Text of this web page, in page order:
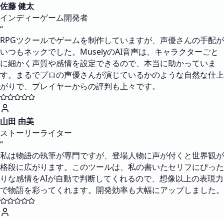
佐藤 健太
インディーゲーム開発者
“
RPGツクールでゲームを制作していますが、声優さんの手配が
いつもネックでした。MuselyのAI音声は、キャラクターごと
に細かく声質や感情を設定できるので、本当に助かっていま
す。まるでプロの声優さんが演じているかのような自然な仕上
がりで、プレイヤーからの評判も上々です。
山田 由美
ストーリーライター
“
私は物語の執筆が専門ですが、登場人物に声が付くと世界観が
格段に広がります。このツールは、私の書いたセリフにぴった
りな感情をAIが自動で判断してくれるので、想像以上の表現力
で物語を彩ってくれます。開発効率も大幅にアップしました。